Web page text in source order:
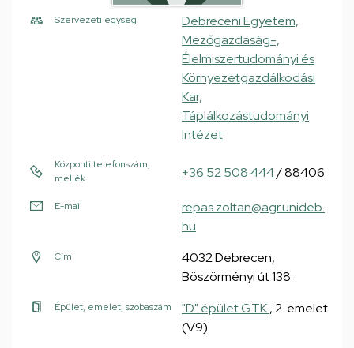
Szervezeti egység
Debreceni Egyetem,
Mezőgazdaság-,
Élelmiszertudományi és
Környezetgazdálkodási
Kar,
Táplálkozástudományi
Intézet
Központi telefonszám,
mellék
+36 52 508 444/ 88406
E-mail
repas.zoltan@agr.unideb.
hu
Cím
4032 Debrecen,
Böszörményi út 138.
Épület, emelet, szobaszám "D" épület GTK, 2. emelet
(V9)